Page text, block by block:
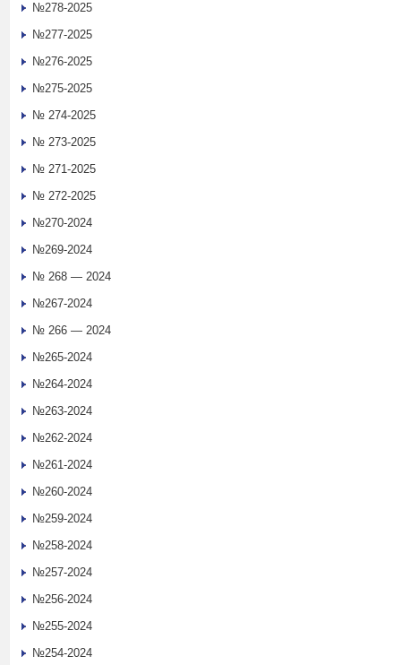
№278-2025
№277-2025
№276-2025
№275-2025
№ 274-2025
№ 273-2025
№ 271-2025
№ 272-2025
№270-2024
№269-2024
№ 268 — 2024
№267-2024
№ 266 — 2024
№265-2024
№264-2024
№263-2024
№262-2024
№261-2024
№260-2024
№259-2024
№258-2024
№257-2024
№256-2024
№255-2024
№254-2024